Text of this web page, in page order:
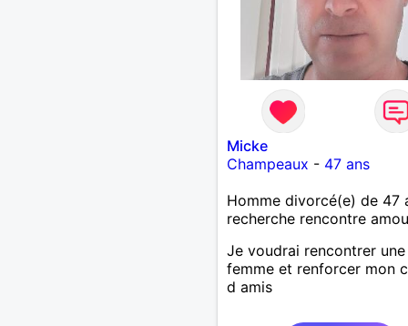
Micke
Champeaux - 47 ans
Homme divorcé(e) de 47
recherche rencontre
Je voudrai rencontrer une
femme et renforcer mon
d amis